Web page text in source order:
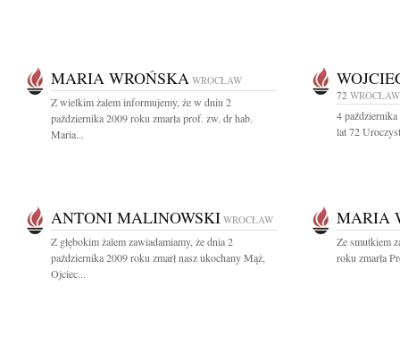
MARIA WROŃSKA WROCŁAW
Z wielkim żalem informujemy, że w dniu 2
października 2009 roku zmarła prof. zw. dr hab.
Maria...
72 WROCŁAW
4
lat 72
ANTONI MALINOWSKI WROCŁAW
Z głębokim żalem zawiadamiamy, że dnia 2
października 2009 roku zmarł nasz ukochany Mąż,
Ojciec...
MARIA
Ze smutkiem
roku zmarła